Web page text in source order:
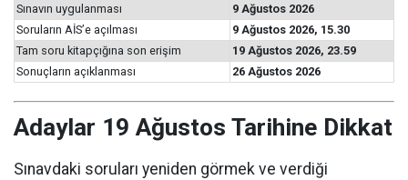
Sınavın uygulanması
9 Ağustos 2026
Soruların AİS’e açılması
9 Ağustos 2026, 15.30
Tam soru kitapçığına son erişim
19 Ağustos 2026, 23.59
Sonuçların açıklanması
26 Ağustos 2026
Adaylar 19 Ağustos Tarihine Dikkat
Sınavdaki soruları yeniden görmek ve verdiği